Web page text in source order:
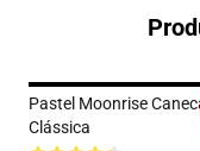
Pastel Moonrise
Clássica